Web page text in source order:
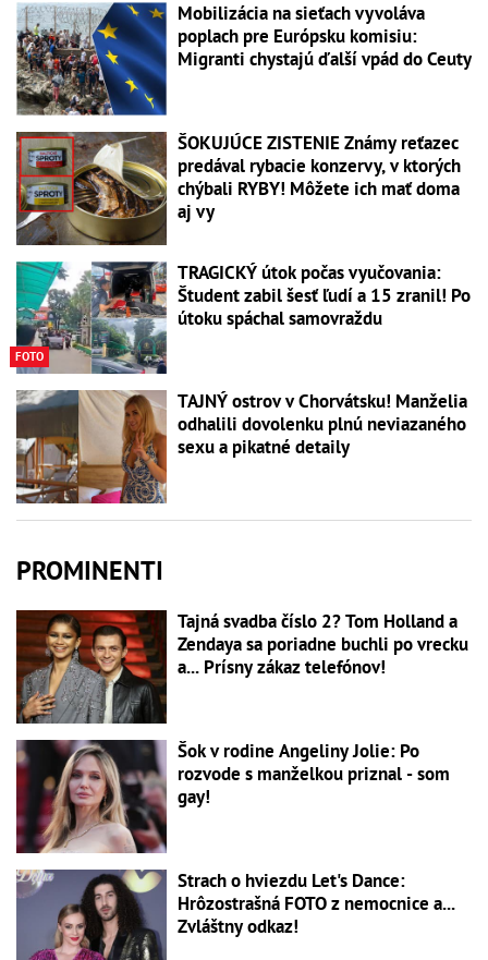
Mobilizácia na sieťach vyvoláva
poplach pre Európsku komisiu:
Migranti chystajú ďalší vpád do Ceuty
ŠOKUJÚCE ZISTENIE Známy reťazec
predával rybacie konzervy, v ktorých
chýbali RYBY! Môžete ich mať doma
aj vy
FOTO
TRAGICKÝ útok počas vyučovania:
Študent zabil šesť ľudí a 15 zranil! Po
útoku spáchal samovraždu
TAJNÝ ostrov v Chorvátsku! Manželia
odhalili dovolenku plnú neviazaného
sexu a pikatné detaily
PROMINENTI
Tajná svadba číslo 2? Tom Holland a
Zendaya sa poriadne buchli po vrecku
a... Prísny zákaz telefónov!
Šok v rodine Angeliny Jolie: Po
rozvode s manželkou priznal - som
gay!
Strach o hviezdu Let's Dance:
Hrôzostrašná FOTO z nemocnice a...
Zvláštny odkaz!